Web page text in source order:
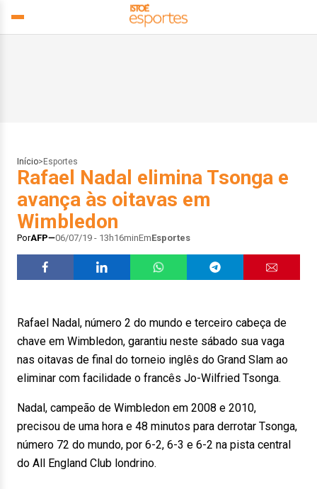
Início> Esportes
Rafael Nadal elimina Tsonga e
avança às oitavas em
Wimbledon
PorAFP 06/07/19 - 13h16minEmEsportes
Rafael Nadal, número 2 do mundo e terceiro cabeça de
chave em Wimbledon, garantiu neste sábado sua vaga
nas oitavas de final do torneio inglês do Grand Slam ao
eliminar com facilidade o francês Jo-Wilfried Tsonga.
Nadal, campeão de Wimbledon em 2008 e 2010,
precisou de uma hora e 48 minutos para derrotar Tsonga,
número 72 do mundo, por 6-2, 6-3 e 6-2 na pista central
do All England Club londrino.